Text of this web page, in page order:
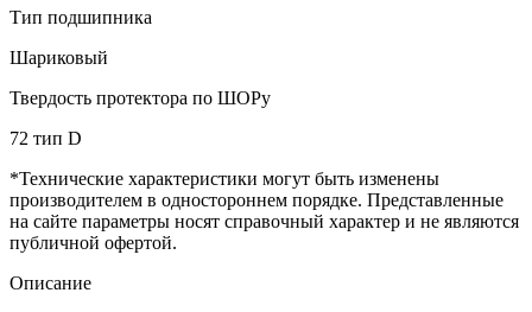
Тип подшипника
Шариковый
Твердость протектора по ШОРу
72 тип D
*Технические характеристики могут быть изменены
производителем в одностороннем порядке. Представленные
на сайте параметры носят справочный характер и не являются
публичной офертой.
Описание